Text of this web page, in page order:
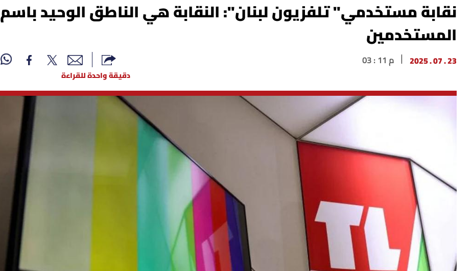
نقابة مستخدمي" تلفزيون لبنان": النقابة هي الناطق الوحيد باسم
المستخدمين
23 . 07 . 2025 03 : 11 م
دقيقة واحدة للقراءة